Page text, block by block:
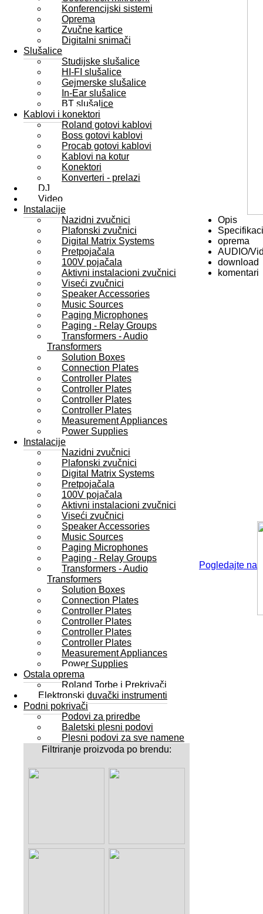
Konferencijski sistemi
Oprema
Zvučne kartice
Digitalni snimači
Slušalice
Studijske slušalice
HI-FI slušalice
Gejmerske slušalice
In-Ear slušalice
BT slušalice
Kablovi i konektori
Roland gotovi kablovi
Boss gotovi kablovi
Procab gotovi kablovi
Kablovi na kotur
Konektori
Konverteri - prelazi
DJ
Video
Instalacije
Nazidni zvučnici
Plafonski zvučnici
Digital Matrix Systems
Pretpojačala
100V pojačala
Aktivni instalacioni zvučnici
Viseći zvučnici
Speaker Accessories
Music Sources
Paging Microphones
Paging - Relay Groups
Transformers - Audio
Transformers
Solution Boxes
Connection Plates
Controller Plates
Controller Plates
Controller Plates
Controller Plates
Measurement Appliances
Power Supplies
Instalacije
Nazidni zvučnici
Plafonski zvučnici
Digital Matrix Systems
Pretpojačala
100V pojačala
Aktivni instalacioni zvučnici
Viseći zvučnici
Speaker Accessories
Music Sources
Paging Microphones
Paging - Relay Groups
Transformers - Audio
Transformers
Solution Boxes
Connection Plates
Controller Plates
Controller Plates
Controller Plates
Controller Plates
Measurement Appliances
Power Supplies
Ostala oprema
Roland Torbe i Prekrivači
Elektronski duvački instrumenti
Podni pokrivači
Podovi za priredbe
Baletski plesni podovi
Plesni podovi za sve namene
Filtriranje proizvoda po brendu:
Opis
oprema
AUDIO/
download
komentari
Pogledajte na